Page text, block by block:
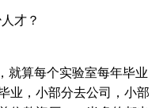
才？
就算每个实验室每年毕业
业，小部分去公司，小部